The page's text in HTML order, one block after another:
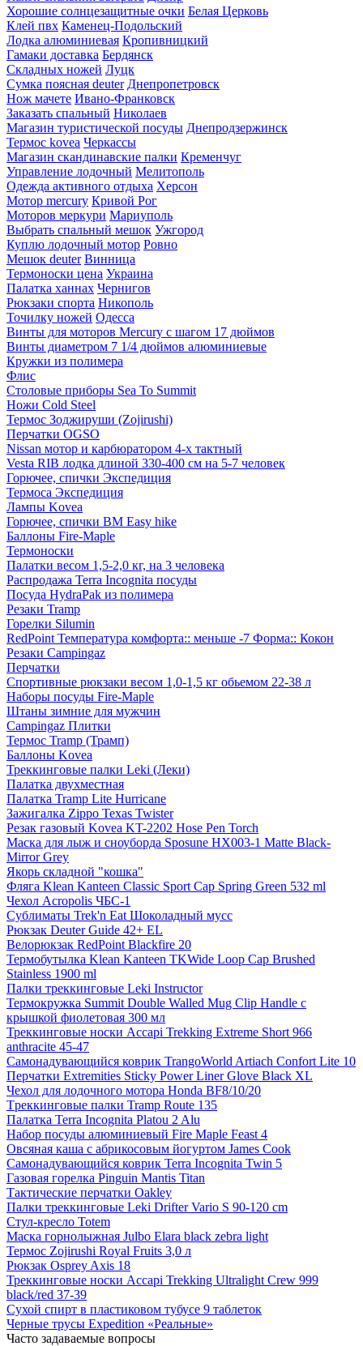
Хорошие солнцезащитные очки Белая Церковь
Клей пвх Каменец-Подольский
Лодка алюминиевая Кропивницкий
Гамаки доставка Бердянск
Складных ножей Луцк
Сумка поясная deuter Днепропетровск
Нож мачете Ивано-Франковск
Заказать спальный Николаев
Магазин туристической посуды Днепродзержинск
Термос kovea Черкассы
Магазин скандинавские палки Кременчуг
Управление лодочный Мелитополь
Одежда активного отдыха Херсон
Мотор mercury Кривой Рог
Моторов меркури Мариуполь
Выбрать спальный мешок Ужгород
Куплю лодочный мотор Ровно
Мешок deuter Винница
Термоноски цена Украина
Палатка ханнах Чернигов
Рюкзаки спорта Никополь
Точилку ножей Одесса
Винты для моторов Mercury с шагом 17 дюймов
Винты диаметром 7 1/4 дюймов алюминиевые
Кружки из полимера
Флис
Столовые приборы Sea To Summit
Ножи Cold Steel
Термос Зоджируши (Zojirushi)
Перчатки OGSO
Nissan мотор и карбюратором 4-х тактный
Vesta RIB лодка длиной 330-400 см на 5-7 человек
Горючее, спички Экспедиция
Термоса Экспедиция
Лампы Kovea
Горючее, спички BM Easy hike
Баллоны Fire-Maple
Термоноски
Палатки весом 1,5-2,0 кг, на 3 человека
Распродажа Terra Incognita посуды
Посуда HydraPak из полимера
Резаки Tramp
Горелки Silumin
RedPoint Температура комфорта:: меньше -7 Форма:: Кокон
Резаки Campingaz
Перчатки
Спортивные рюкзаки весом 1,0-1,5 кг обьемом 22-38 л
Наборы посуды Fire-Maple
Штаны зимние для мужчин
Campingaz Плитки
Термос Tramp (Трамп)
Баллоны Kovea
Треккинговые палки Leki (Леки)
Палатка двухместная
Палатка Tramp Lite Hurricane
Зажигалка Zippo Texas Twister
Резак газовый Kovea KT-2202 Hose Pen Torch
Маска для лыж и сноуборда Sposune HX003-1 Matte Black-
Mirror Grey
Якорь складной "кошка"
Фляга Klean Kanteen Classic Sport Cap Spring Green 532 ml
Чехол Acropolis ЧБС-1
Сублиматы Trek'n Eat Шоколадный мусс
Рюкзак Deuter Guide 42+ EL
Велорюкзак RedPoint Blackfire 20
Термобутылка Klean Kanteen TKWide Loop Cap Brushed
Stainless 1900 ml
Палки треккинговые Leki Instructor
Термокружка Summit Double Walled Mug Clip Handle с
крышкой фиолетовая 300 мл
Треккинговые носки Accapi Trekking Extreme Short 966
anthracite 45-47
Самонадувающийся коврик TrangoWorld Artiach Confort Lite 10
Перчатки Extremities Sticky Power Liner Glove Black XL
Чехол для лодочного мотора Honda BF8/10/20
Tреккинговые палки Tramp Route 135
Палатка Terra Incognita Platou 2 Alu
Набор посуды алюминиевый Fire Maple Feast 4
Овсяная каша с абрикосовым йогуртом James Cook
Самонадувающийся коврик Terra Incognita Twin 5
Газовая горелка Pinguin Mantis Titan
Тактические перчатки Oakley
Палки треккинговые Leki Drifter Vario S 90-120 cm
Стул-кресло Totem
Маска горнолыжная Julbo Elara black zebra light
Термос Zojirushi Royal Fruits 3,0 л
Рюкзак Osprey Axis 18
Треккинговые носки Accapi Trekking Ultralight Crew 999
black/red 37-39
Сухой спирт в пластиковом тубусе 9 таблеток
Черные трусы Expedition «Реальные»
Часто задаваемые вопросы